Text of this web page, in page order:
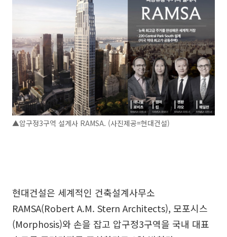
▲압구정3구역 설계사 RAMSA. (사진제공=현대건설)
현대건설은 세계적인 건축설계사무소
RAMSA(Robert A.M. Stern Architects), 모포시스
(Morphosis)와 손을 잡고 압구정3구역을 국내 대표